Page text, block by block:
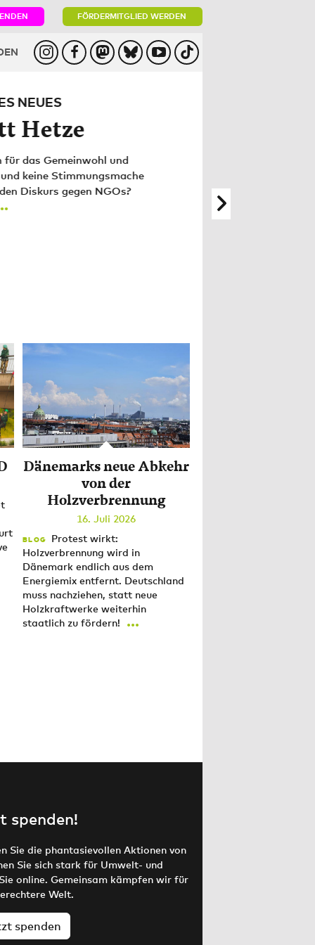
FÖRDERMITGLIED WERDEN
WIR SIND
bei ROBIN
sind und wofür unser Herz
Dänemarks neue Abkehr
von der
Holzverbrennung
16. Juli 2026
BLOG
Protest wirkt:
Holzverbrennung wird in
Dänemark endlich aus dem
Energiemix entfernt. Deutschland
muss nachziehen, statt neue
Holzkraftwerke weiterhin
staatlich zu fördern!
...
spenden!
Sie die phantasievollen Aktionen von
Sie sich stark für Umwelt- und
online. Gemeinsam kämpfen wir für
Welt.
spenden